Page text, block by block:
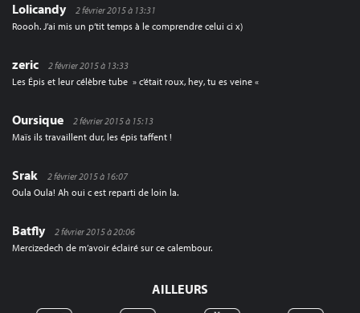
Lolicandy
2 février 2015 à 13:31
Roooh. J’ai mis un p’tit temps à le comprendre celui ci x)
zeric
2 février 2015 à 13:33
Les Épis et leur célèbre tube » c’était roux, hey, tu es veine «
Oursique
2 février 2015 à 15:13
Maïs ils travaillent dur, les épis taffent !
Srak
2 février 2015 à 16:07
Oula Oula! Ah oui c est reparti de loin la.
Batfly
2 février 2015 à 20:06
Mercizedech de m’avoir éclairé sur ce calembour.
AILLEURS